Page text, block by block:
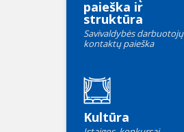
paieška ir
struktūra
Savivaldybės darbuotojų
kontaktų paieška
Kultūra